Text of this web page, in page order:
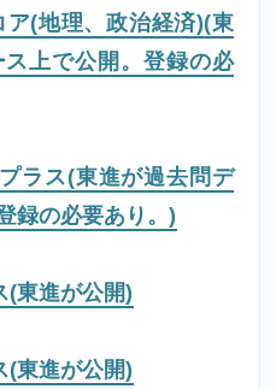
(地理、政治経済)(東
上で公開。登録の必
ラス(東進が過去問デ
録の必要あり。)
(東進が公開)
(東進が公開)